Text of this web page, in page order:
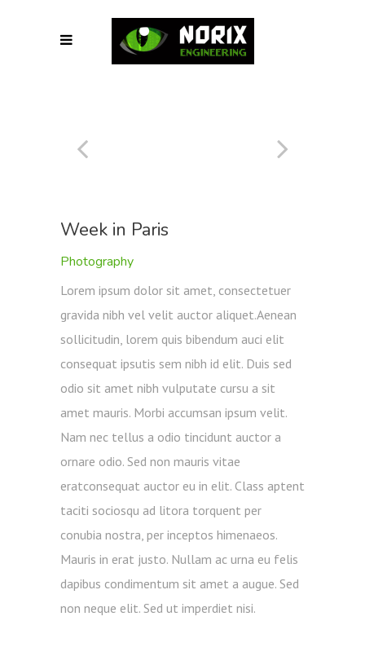
Week in Paris
Photography
Lorem ipsum dolor sit amet, consectetuer
gravida nibh vel velit auctor aliquet.Aenean
sollicitudin, lorem quis bibendum auci elit
consequat ipsutis sem nibh id elit. Duis sed
odio sit amet nibh vulputate cursu a sit
amet mauris. Morbi accumsan ipsum velit.
Nam nec tellus a odio tincidunt auctor a
ornare odio. Sed non mauris vitae
eratconsequat auctor eu in elit. Class aptent
taciti sociosqu ad litora torquent per
conubia nostra, per inceptos himenaeos.
Mauris in erat justo. Nullam ac urna eu felis
dapibus condimentum sit amet a augue. Sed
non neque elit. Sed ut imperdiet nisi.